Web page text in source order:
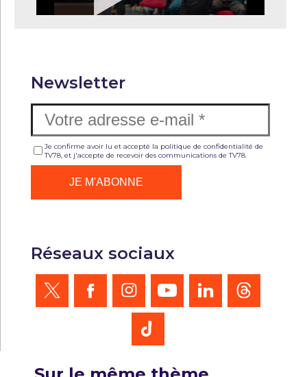
Newsletter
Je confirme avoir lu et accepté la politique de confidentialité de
TV78, et j'accepte de recevoir des communications de TV78.
Réseaux sociaux